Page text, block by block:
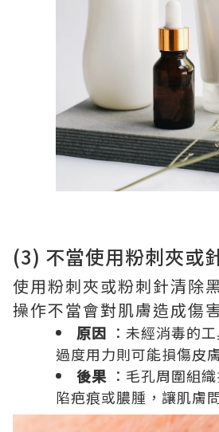
(3) 不當使用粉刺夾或
使用粉刺夾或粉刺針清除
操作不當會對肌膚造成傷
原因 ：未經消毒的
過度用力則可能損傷皮
後果 ：毛孔周圍組
陷疤痕或膿腫，讓肌膚